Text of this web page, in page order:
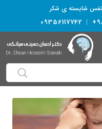
شایسته­ ی شکر
|
09356117742